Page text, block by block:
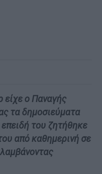
ο Παναγής
τα δημοσιεύματα
του ζητήθηκε
από καθημερινή σε